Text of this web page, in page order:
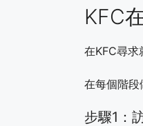
KFC
在KFC尋求
在每個階段
步驟1：